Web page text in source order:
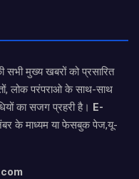
सभी मुख्य खबरों को प्रसारित
लोक परंपराओ के साथ-साथ
का सजग प्रहरी है। E-
के माध्यम या फेसबुक पेज,यू-